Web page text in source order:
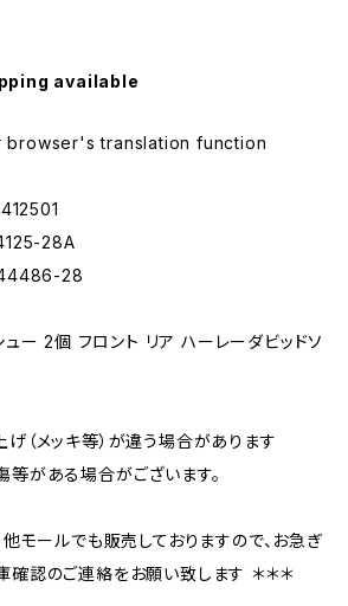
available
browser's translation function
28A
28
ー 2個 フロント リア ハーレーダビッドソ
（メッキ等）が違う場合があります
がある場合がございます。
モールでも販売しておりますので、お急ぎ
確認のご連絡をお願い致します ＊＊＊